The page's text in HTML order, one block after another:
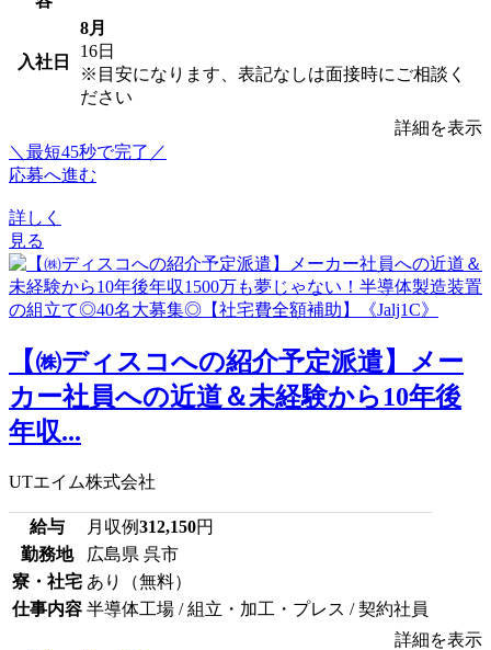
入社日
8月
16日
※目安になります、表記なしは面接時にご相談く
ださい
詳細を表示
＼最短45秒で完了／
応募へ進む
詳しく
見る
【㈱ディスコへの紹介予定派遣】メー
カー社員への近道＆未経験から10年後
年収...
UTエイム株式会社
給与 月収例312,150円
勤務地
広島県 呉市
寮・社宅 あり（無料）
仕事内容 半導体工場 / 組立・加工・プレス / 契約社員
詳細を表示